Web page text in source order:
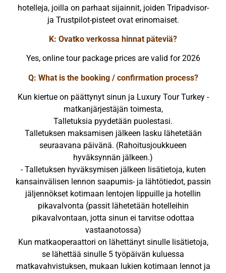
hotelleja, joilla on parhaat sijainnit, joiden Tripadvisor-
ja Trustpilot-pisteet ovat erinomaiset.
K: Ovatko verkossa hinnat päteviä?
Yes, online tour package prices are valid for 2026
Q: What is the booking / confirmation process?
Kun kiertue on päättynyt sinun ja Luxury Tour Turkey -
matkanjärjestäjän toimesta,
Talletuksia pyydetään puolestasi.
Talletuksen maksamisen jälkeen lasku lähetetään
seuraavana päivänä. (Rahoitusjoukkueen
hyväksynnän jälkeen.)
- Talletuksen hyväksymisen jälkeen lisätietoja, kuten
kansainvälisen lennon saapumis- ja lähtötiedot, passin
jäljennökset kotimaan lentojen lippuille ja hotellin
pikavalvonta (passit lähetetään hotelleihin
pikavalvontaan, jotta sinun ei tarvitse odottaa
vastaanotossa)
Kun matkaoperaattori on lähettänyt sinulle lisätietoja,
se lähettää sinulle 5 työpäivän kuluessa
matkavahvistuksen, mukaan lukien kotimaan lennot ja